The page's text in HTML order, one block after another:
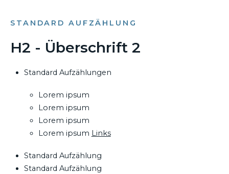
STANDARD AUFZÄHLUNG
H2 - Überschrift 2
Standard Aufzählungen
Lorem ipsum
Lorem ipsum
Lorem ipsum
Lorem ipsum Links
Standard Aufzählung
Standard Aufzählung